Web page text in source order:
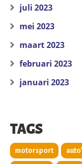
juli 2023
mei 2023
maart 2023
februari 2023
januari 2023
TAGS
motorsport